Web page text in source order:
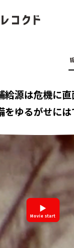
源は危機に直
ゆるがせには
Movie start